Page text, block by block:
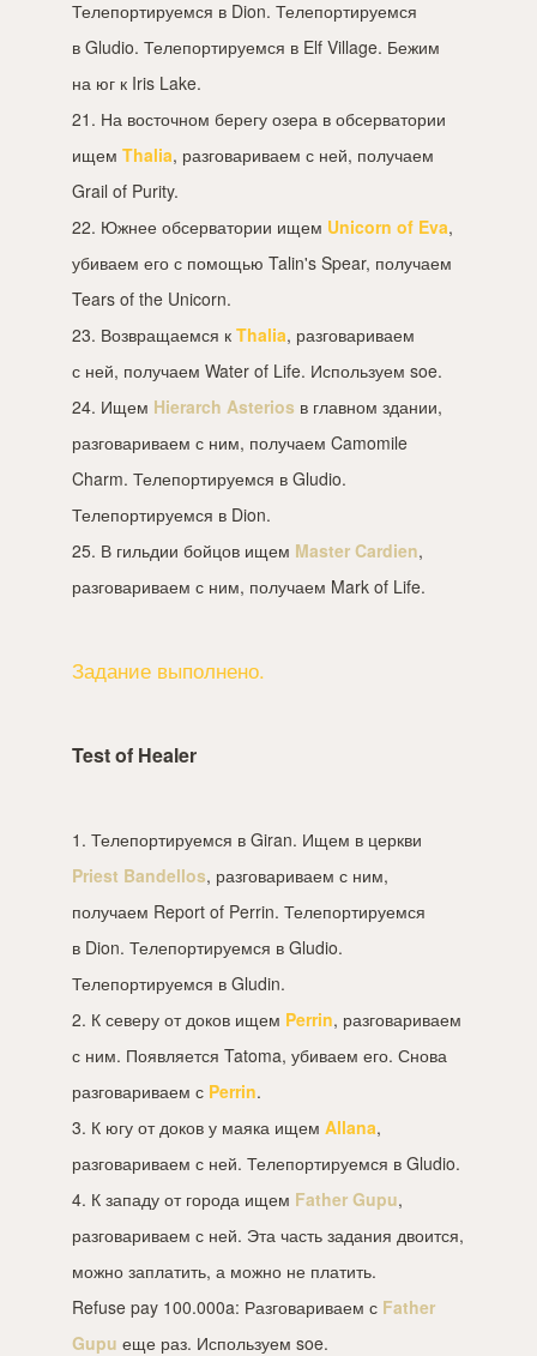
Телепортируемся в Dion. Телепортируемся
в Gludio. Телепортируемся в Elf Village. Бежим
на юг к Iris Lake.
21. На восточном берегу озера в обсерватории
ищем Thalia, разговариваем с ней, получаем
Grail of Purity.
22. Южнее обсерватории ищем Unicorn of Eva,
убиваем его с помощью Talin's Spear, получаем
Tears of the Unicorn.
23. Возвращаемся к Thalia, разговариваем
с ней, получаем Water of Life. Используем soe.
24. Ищем Hierarch Asterios в главном здании,
разговариваем с ним, получаем Camomile
Charm. Телепортируемся в Gludio.
Телепортируемся в Dion.
25. В гильдии бойцов ищем Master Cardien,
разговариваем с ним, получаем Mark of Life.
Задание выполнено.
Test of Healer
1. Телепортируемся в Giran. Ищем в церкви
Priest Bandellos, разговариваем с ним,
получаем Report of Perrin. Телепортируемся
в Dion. Телепортируемся в Gludio.
Телепортируемся в Gludin.
2. К северу от доков ищем Perrin, разговариваем
с ним. Появляется Tatoma, убиваем его. Снова
разговариваем с Perrin.
3. К югу от доков у маяка ищем Allana,
разговариваем с ней. Телепортируемся в Gludio.
4. К западу от города ищем Father Gupu,
разговариваем с ней. Эта часть задания двоится,
можно заплатить, а можно не платить.
Refuse pay 100.000a: Разговариваем с Father
Gupu еще раз. Используем soe.